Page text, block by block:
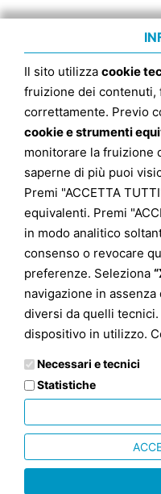
Il sito utilizza cookie
fruizione dei contenuti,
correttamente. Previo
cookie e strumenti
monitorare la fruizione
saperne di più puoi
Premi "ACCETTA
equivalenti. Premi
in modo analitico
consenso o revocare
preferenze. Seleziona
navigazione in
diversi da quelli
dispositivo in utilizzo.
Necessari e tecnici
Statistiche